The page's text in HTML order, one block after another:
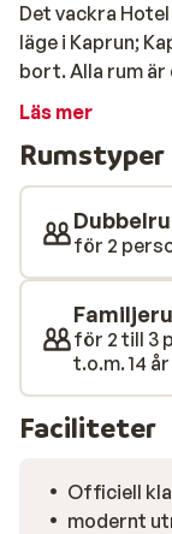
Det vackra
läge i Kaprun;
bort. Alla rum är
ett modernt
kvällen. Sugen
avdelningen
bastu och ett
Läs mer
Rumstyper
för 2
för 2 till 3
t.o.m. 14 år
Faciliteter
Officiell
modernt